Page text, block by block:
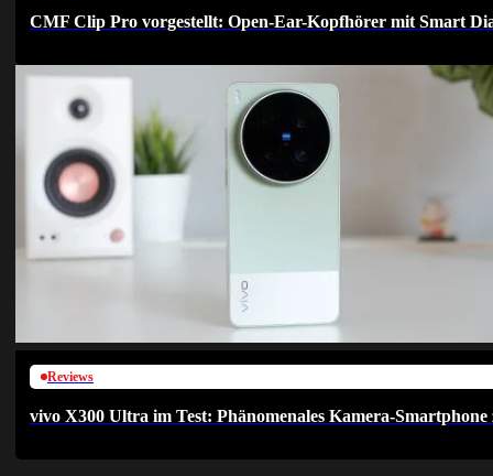
CMF Clip Pro vorgestellt: Open-Ear-Kopfhörer mit Smart
Reviews
vivo X300 Ultra im Test: Phänomenales Kamera-